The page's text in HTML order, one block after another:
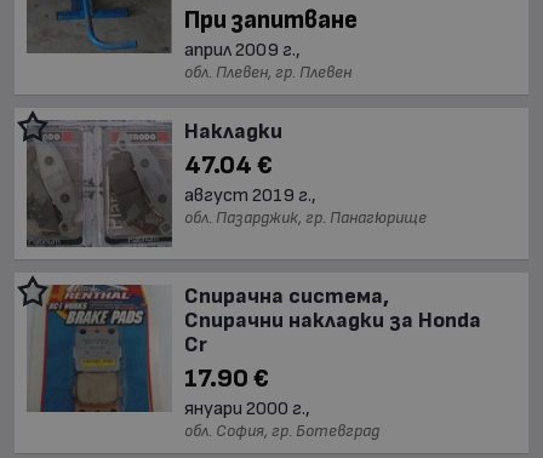
При запитване
април 2009 г.,
обл. Плевен, гр. Плевен
Накладки
47.04 €
август 2019 г.,
обл. Пазарджик, гр. Панагюрище
Спирачна система,
Спирачни накладки за Honda
Cr
17.90 €
януари 2000 г.,
обл. София, гр. Ботевград